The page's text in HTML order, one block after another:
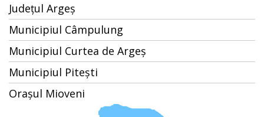
Județul Argeș
Municipiul Câmpulung
Municipiul Curtea de Argeș
Municipiul Pitești
Orașul Mioveni